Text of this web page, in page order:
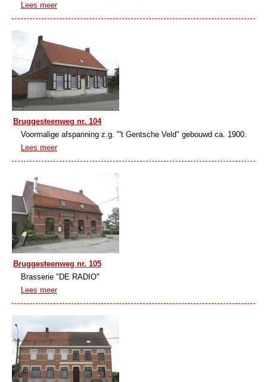
Lees meer
Bruggesteenweg nr. 104
Voormalige afspanning z.g. "'t Gentsche Veld" gebouwd ca. 1900.
Lees meer
Bruggesteenweg nr. 105
Brasserie "DE RADIO"
Lees meer